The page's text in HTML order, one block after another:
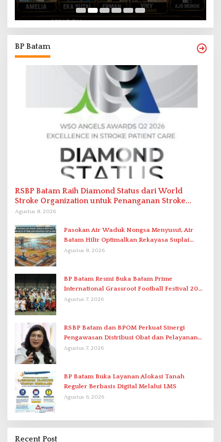
BP Batam
RSBP Batam Raih Diamond Status dari World
Stroke Organization untuk Penanganan Stroke
Berstandar Internasional
Agustus 8, 2026
Pasokan Air Waduk Nongsa Menyusut, Air
Batam Hilir Optimalkan Rekayasa Suplai
Antar-IPAM
Agustus 8, 2026
BP Batam Resmi Buka Batam Prime
International Grassroot Football Festival 2026
di Stadion Temenggung Abdul Jamal
Agustus 7, 2026
RSBP Batam dan BPOM Perkuat Sinergi
Pengawasan Distribusi Obat dan Pelayanan
Kefarmasian
Agustus 7, 2026
BP Batam Buka Layanan Alokasi Tanah
Reguler Berbasis Digital Melalui LMS
Agustus 6, 2026
Recent Post